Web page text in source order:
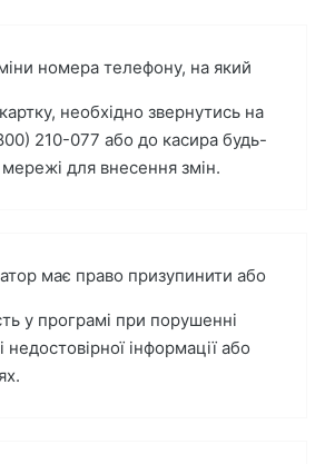
номера телефону, на який
необхідно звернутись на
210-077 або до касира будь-
для внесення змін.
має право призупинити або
у програмі при порушенні
інформації або